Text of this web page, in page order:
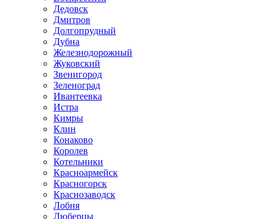
Дедовск
Дмитров
Долгопрудный
Дубна
Железнодорожный
Жуковский
Звенигород
Зеленоград
Ивантеевка
Истра
Кимры
Клин
Конаково
Королев
Котельники
Красноармейск
Красногорск
Краснозаводск
Лобня
Люберцы